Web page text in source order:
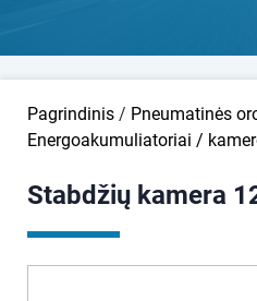
Pagrindinis / Pneumatinės
Energoakumuliatoriai /
Stabdžių kamera